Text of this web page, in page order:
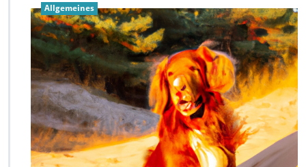
r
D
i
e
b
e
s
t
e
n
R
Allgemeines